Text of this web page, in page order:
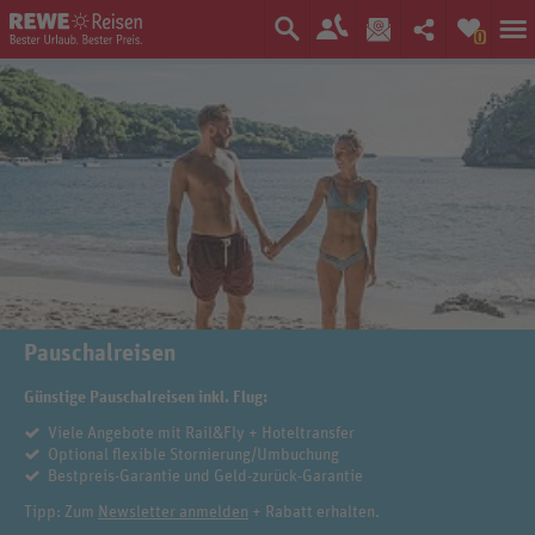
0
Pauschalreisen
Günstige Pauschalreisen inkl. Flug:
Viele Angebote mit Rail&Fly + Hoteltransfer
Optional flexible Stornierung/Umbuchung
Bestpreis-Garantie und Geld-zurück-Garantie
Tipp: Zum Newsletter anmelden + Rabatt erhalten.